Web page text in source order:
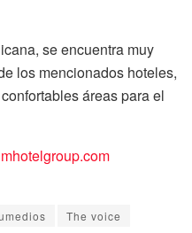
se encuentra muy
los mencionados hoteles,
áreas para el
The voice